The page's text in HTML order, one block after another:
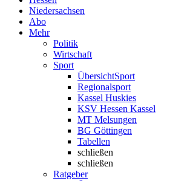
Niedersachsen
Abo
Mehr
Politik
Wirtschaft
Sport
ÜbersichtSport
Regionalsport
Kassel Huskies
KSV Hessen Kassel
MT Melsungen
BG Göttingen
Tabellen
schließen
schließen
Ratgeber